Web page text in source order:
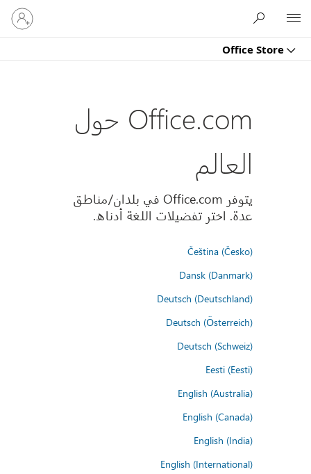
Office Store
تسجيل
الدخول
إلى
Office.com حول
العالم
يتوفر Office.com في بلدان/مناطق
عدة. اختر تفضيلات اللغة أدناه.
Čeština (Česko)
Dansk (Danmark)
Deutsch (Deutschland)
Deutsch (Österreich)
Deutsch (Schweiz)
Eesti (Eesti)
English (Australia)
English (Canada)
English (India)
English (International)